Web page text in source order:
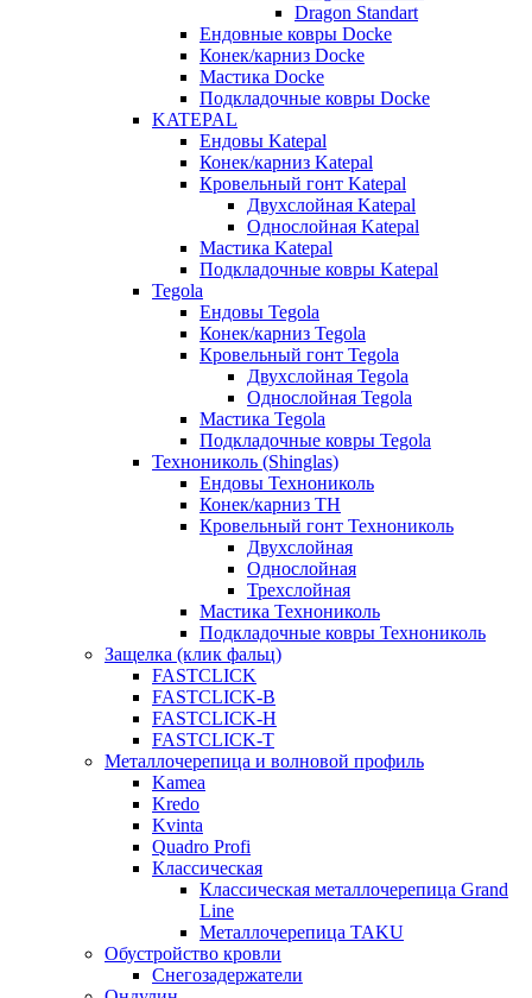
Dragon Standart
Ендовные ковры Docke
Конек/карниз Docke
Мастика Docke
Подкладочные ковры Docke
KATEPAL
Ендовы Katepal
Конек/карниз Katepal
Кровельный гонт Katepal
Двухслойная Katepal
Однослойная Katepal
Мастика Katepal
Подкладочные ковры Katepal
Tegola
Ендовы Tegola
Конек/карниз Tegola
Кровельный гонт Tegola
Двухслойная Tegola
Однослойная Tegola
Мастика Tegola
Подкладочные ковры Tegola
Технониколь (Shinglas)
Ендовы Технониколь
Конек/карниз ТН
Кровельный гонт Технониколь
Двухслойная
Однослойная
Трехслойная
Мастика Технониколь
Подкладочные ковры Технониколь
Защелка (клик фальц)
FASTCLICK
FASTCLICK-B
FASTCLICK-H
FASTCLICK-T
Металлочерепица и волновой профиль
Kamea
Kredo
Kvinta
Quadro Profi
Классическая
Классическая металлочерепица Grand
Line
Металлочерепица TAKU
Обустройство кровли
Снегозадержатели